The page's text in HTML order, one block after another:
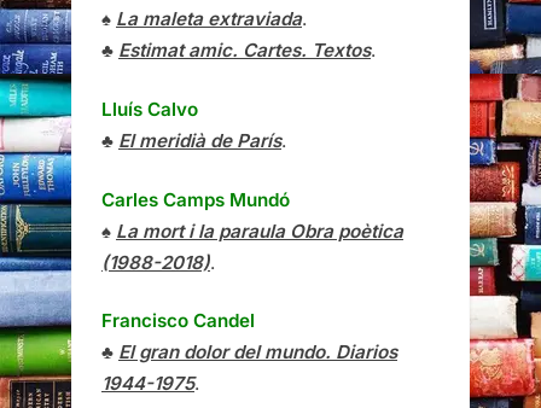
♠ La maleta extraviada.
♣ Estimat amic. Cartes. Textos.
Lluís Calvo
♣ El meridià de París.
Carles Camps Mundó
♠ La mort i la paraula Obra poètica
(1988-2018).
Francisco Candel
♣ El gran dolor del mundo. Diarios
1944-1975.